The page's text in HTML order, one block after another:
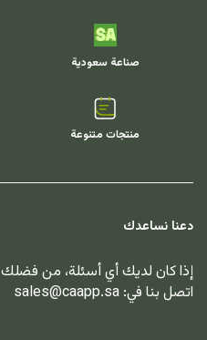
صناعة سعودية
منتجات متنوعة
دعنا نساعدك
إذا كان لديك أي أسئلة، من فضلك
اتصل بنا في: sales@caapp.sa